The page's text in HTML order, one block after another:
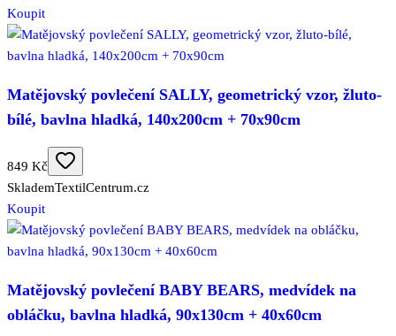
Koupit
Matějovský povlečení SALLY, geometrický vzor, žluto-
bílé, bavlna hladká, 140x200cm + 70x90cm
849 Kč
SklademTextilCentrum.cz
Koupit
Matějovský povlečení BABY BEARS, medvídek na
obláčku, bavlna hladká, 90x130cm + 40x60cm